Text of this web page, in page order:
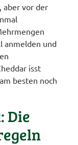
aber vor der
anmelden und
isst
besten noch
Die